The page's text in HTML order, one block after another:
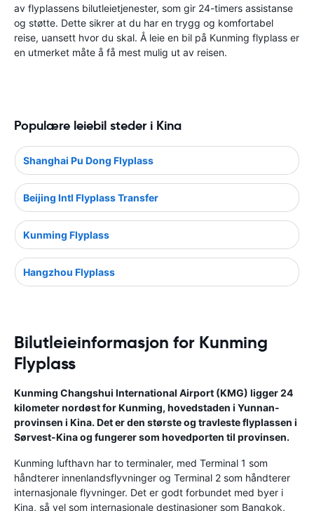
av flyplassens bilutleietjenester, som gir 24-timers assistanse
og støtte. Dette sikrer at du har en trygg og komfortabel
reise, uansett hvor du skal. Å leie en bil på Kunming flyplass er
en utmerket måte å få mest mulig ut av reisen.
Populære leiebil steder i Kina
Shanghai Pu Dong Flyplass
Beijing Intl Flyplass Transfer
Kunming Flyplass
Hangzhou Flyplass
Bilutleieinformasjon for Kunming
Flyplass
Kunming Changshui International Airport (KMG) ligger 24
kilometer nordøst for Kunming, hovedstaden i Yunnan-
provinsen i Kina. Det er den største og travleste flyplassen i
Sørvest-Kina og fungerer som hovedporten til provinsen.
Kunming lufthavn har to terminaler, med Terminal 1 som
håndterer innenlandsflyvninger og Terminal 2 som håndterer
internasjonale flyvninger. Det er godt forbundet med byer i
Kina, så vel som internasjonale destinasjoner som Bangkok,